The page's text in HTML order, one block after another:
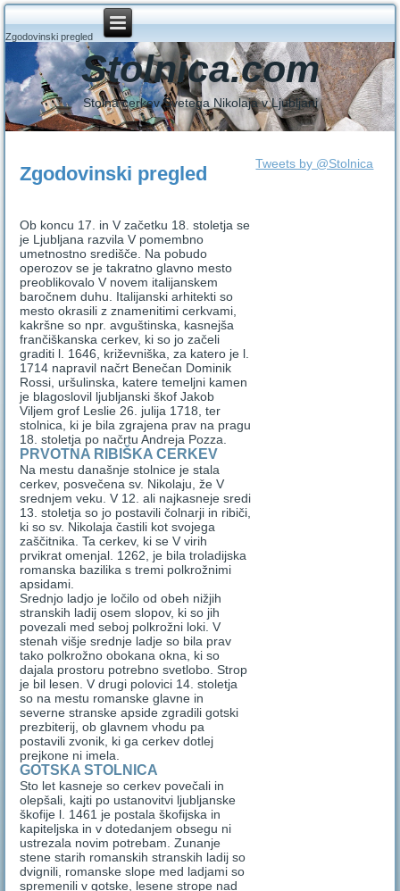
Zgodovinski pregled
Stolnica.com
Stolna cerkev Svetega Nikolaja v Ljubljani
Zgodovinski pregled
Ob koncu 17. in V začetku 18. stoletja se
je Ljubljana razvila V pomembno
umetnostno središče. Na pobudo
operozov se je takratno glavno mesto
preoblikovalo V novem italijanskem
baročnem duhu. Italijanski arhitekti so
mesto okrasili z znamenitimi cerkvami,
kakršne so npr. avguštinska, kasnejša
frančiškanska cerkev, ki so jo začeli
graditi l. 1646, križevniška, za katero je l.
1714 napravil načrt Benečan Dominik
Rossi, uršulinska, katere temeljni kamen
je blagoslovil ljubljanski škof Jakob
Viljem grof Leslie 26. julija 1718, ter
stolnica, ki je bila zgrajena prav na pragu
18. stoletja po načrtu Andreja Pozza.
PRVOTNA RIBIŠKA CERKEV
Na mestu današnje stolnice je stala
cerkev, posvečena sv. Nikolaju, že V
srednjem veku. V 12. ali najkasneje sredi
13. stoletja so jo postavili čolnarji in ribiči,
ki so sv. Nikolaja častili kot svojega
zaščitnika. Ta cerkev, ki se V virih
prvikrat omenjal. 1262, je bila troladijska
romanska bazilika s tremi polkrožnimi
apsidami.
Srednjo ladjo je ločilo od obeh nižjih
stranskih ladij osem slopov, ki so jih
povezali med seboj polkrožni loki. V
stenah višje srednje ladje so bila prav
tako polkrožno obokana okna, ki so
dajala prostoru potrebno svetlobo. Strop
je bil lesen. V drugi polovici 14. stoletja
so na mestu romanske glavne in
severne stranske apside zgradili gotski
prezbiterij, ob glavnem vhodu pa
postavili zvonik, ki ga cerkev dotlej
prejkone ni imela.
GOTSKA STOLNICA
Sto let kasneje so cerkev povečali in
olepšali, kajti po ustanovitvi ljubljanske
škofije l. 1461 je postala škofijska in
kapiteljska in v dotedanjem obsegu ni
ustrezala novim potrebam. Zunanje
stene starih romanskih stranskih ladij so
dvignili, romanske slope med ladjami so
spremenili v gotske, lesene strope nad
Tweets by @Stolnica